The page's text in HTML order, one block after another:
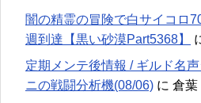
闇の精霊の冒険で白サイコロ
週到達【黒い砂漠Part5368】
定期メンテ後情報 / ギルド名
ニの戦闘分析機(08/06) に 倉葉